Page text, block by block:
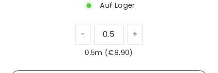
Auf Lager
0.5m (€8,90)